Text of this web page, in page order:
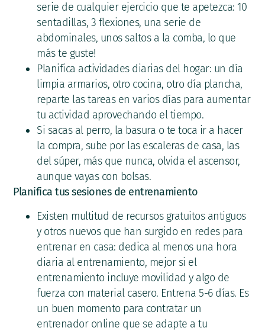
serie de cualquier ejercicio que te apetezca: 10
sentadillas, 3 flexiones, una serie de
abdominales, unos saltos a la comba, lo que
más te guste!
Planifica actividades diarias del hogar: un día
limpia armarios, otro cocina, otro día plancha,
reparte las tareas en varios días para aumentar
tu actividad aprovechando el tiempo.
Si sacas al perro, la basura o te toca ir a hacer
la compra, sube por las escaleras de casa, las
del súper, más que nunca, olvida el ascensor,
aunque vayas con bolsas.
Planifica tus sesiones de entrenamiento
Existen multitud de recursos gratuitos antiguos
y otros nuevos que han surgido en redes para
entrenar en casa: dedica al menos una hora
diaria al entrenamiento, mejor si el
entrenamiento incluye movilidad y algo de
fuerza con material casero. Entrena 5-6 días. Es
un buen momento para contratar un
entrenador online que se adapte a tu